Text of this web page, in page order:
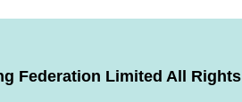
Federation Limited All Rights